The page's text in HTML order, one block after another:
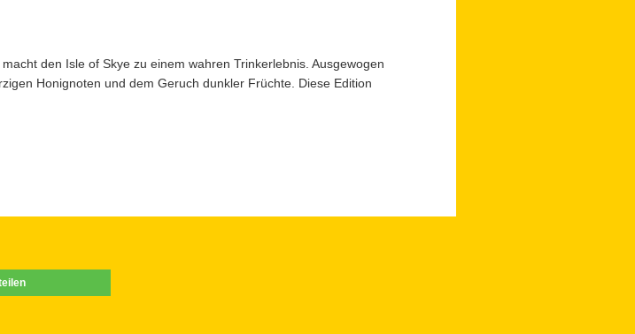
den Isle of Skye zu einem wahren Trinkerlebnis. Ausgewogen
Honignoten und dem Geruch dunkler Früchte. Diese Edition